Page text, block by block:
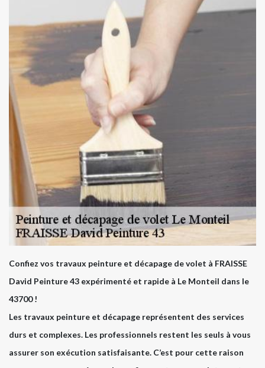
Confiez vos travaux peinture et décapage de volet à FRAISSE
David Peinture 43 expérimenté et rapide à Le Monteil dans le
43700 !
Les travaux peinture et décapage représentent des services
durs et complexes. Les professionnels restent les seuls à vous
assurer son exécution satisfaisante. C’est pour cette raison